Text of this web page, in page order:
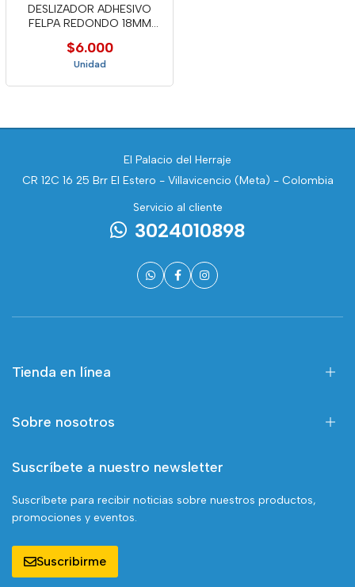
DESLIZADOR ADHESIVO
FELPA REDONDO 18MM
$6.000
Unidad
El Palacio del Herraje
CR 12C 16 25 Brr El Estero - Villavicencio (Meta) - Colombia
Servicio al cliente
3024010898
Tienda en línea
Sobre nosotros
Suscríbete a nuestro newsletter
Suscríbete para recibir noticias sobre nuestros productos,
promociones y eventos.
Suscribirme